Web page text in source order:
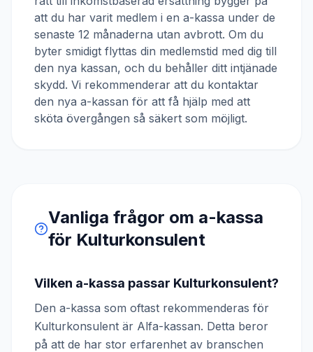
att du har varit medlem i en a-kassa under de
senaste 12 månaderna utan avbrott. Om du
byter smidigt flyttas din medlemstid med dig till
den nya kassan, och du behåller ditt intjänade
skydd. Vi rekommenderar att du kontaktar
den nya a-kassan för att få hjälp med att
sköta övergången så säkert som möjligt.
Vanliga frågor om a-kassa
för Kulturkonsulent
Vilken a-kassa passar Kulturkonsulent?
Den a-kassa som oftast rekommenderas för
Kulturkonsulent är Alfa-kassan. Detta beror
på att de har stor erfarenhet av branschen